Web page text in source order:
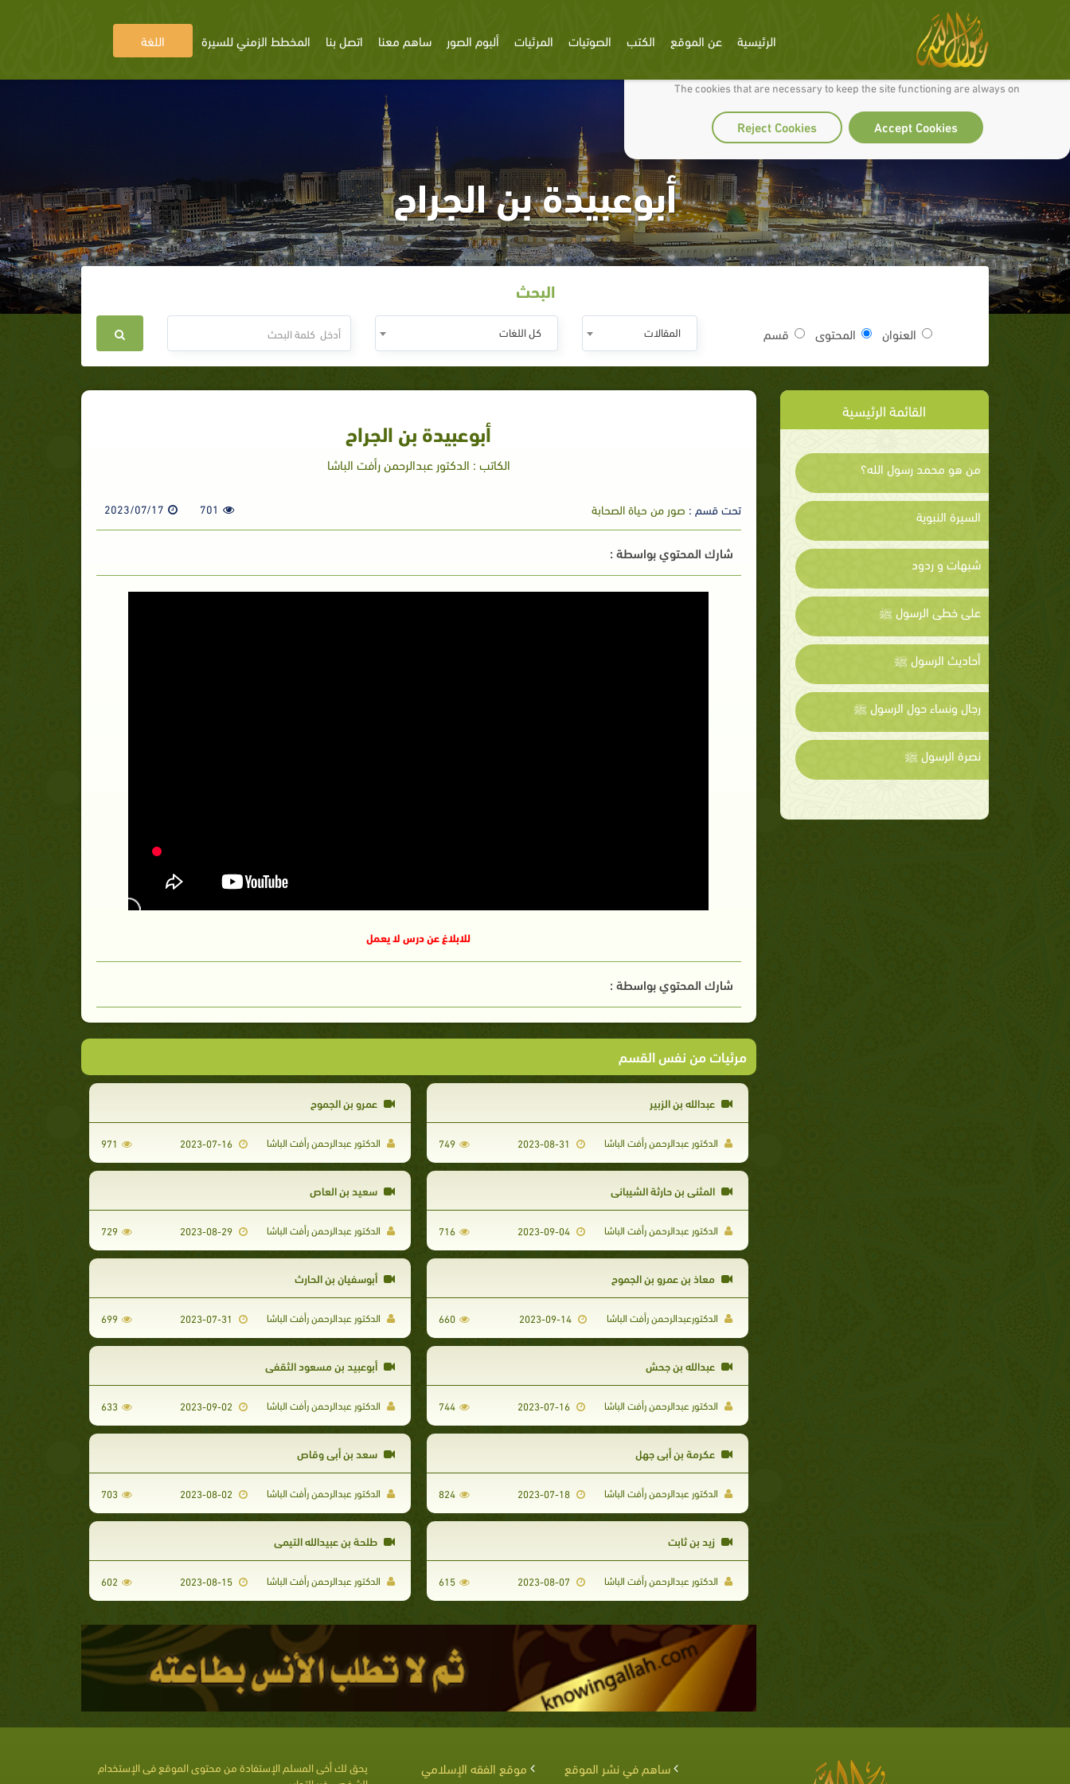
We use cookies to make our site work well for you and so we can continually improve it.
The cookies that are necessary to keep the site functioning are always on
Accept Cookies
Reject Cookies
الرئيسية عن الموقع الكتب الصوتيات المرئيات ألبوم الصور ساهم معنا اتصل بنا المخطط الزمني للسيرة اللغة
أبوعبيدة بن الجراح
البحث
العنوان المحتوى قسم المقالات كل اللغات
القائمة الرئيسية
من هو محمد رسول الله؟
السيرة النبوية
شبهات و ردود
على خطى الرسول ﷺ
أحاديث الرسول ﷺ
رجال ونساء حول الرسول ﷺ
نصرة الرسول ﷺ
أبوعبيدة بن الجراح
الكاتب : الدكتور عبدالرحمن رأفت الباشا
تحت قسم : صور من حياة الصحابة 701
2023/07/17
شارك المحتوي بواسطة :
للابلاغ عن درس لا يعمل
شارك المحتوي بواسطة :
مرئيات من نفس القسم
عبدالله بن الزبير
الدكتور عبدالرحمن رأفت الباشا 749
عمرو بن الجموح
الدكتور عبدالرحمن رأفت الباشا 971
المثنى بن حارثة الشيباني
الدكتور عبدالرحمن رأفت الباشا 716
سعيد بن العاص
الدكتور عبدالرحمن رأفت الباشا 729
معاذ بن عمرو بن الجموح
الدكتورعبدالرحمن رأفت الباشا 660
أبوسفيان بن الحارث
الدكتور عبدالرحمن رأفت الباشا 699
عبدالله بن جحش
الدكتور عبدالرحمن رأفت الباشا 744
أبوعبيد بن مسعود الثقفي
الدكتور عبدالرحمن رأفت الباشا 633
عكرمة بن أبي جهل
الدكتور عبدالرحمن رأفت الباشا 824
سعد بن أبي وقاص
الدكتور عبدالرحمن رأفت الباشا 703
زيد بن ثابت
الدكتور عبدالرحمن رأفت الباشا 615
طلحة بن عبيدالله التيمي
الدكتور عبدالرحمن رأفت الباشا 602
ساهم في نشر الموقع
موقع الفقه الإسلامي
يحق لك أخى المسلم الإستفادة من محتوى الموقع فى الإستخدام